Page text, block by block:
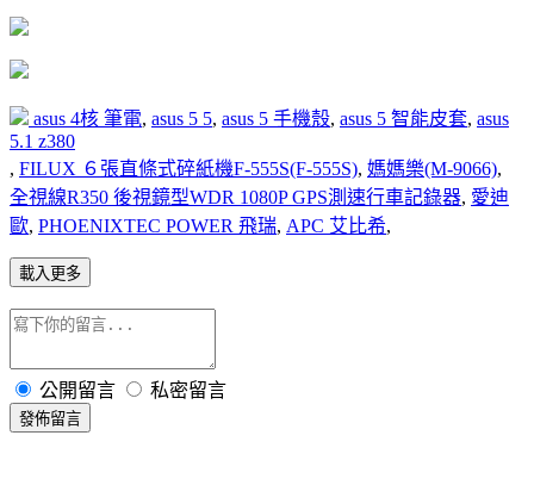
asus 4核 筆電, asus 5 5, asus 5 手機殼, asus 5 智能皮套, asus
5.1 z380
, FILUX ６張直條式碎紙機F-555S(F-555S), 媽媽樂(M-9066),
全視線R350 後視鏡型WDR 1080P GPS測速行車記錄器, 愛迪
歐, PHOENIXTEC POWER 飛瑞, APC 艾比希,
載入更多
公開留言 私密留言
發佈留言